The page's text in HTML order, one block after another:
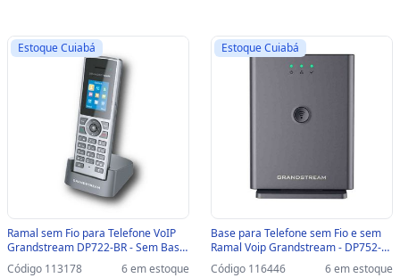
Estoque Cuiabá
Ramal sem Fio para Telefone VoIP
Grandstream DP722-BR - Sem Base
- DP722-BR
Código 113178 6 em estoque
Estoque Cuiabá
Base para Telefone sem Fio e sem
Ramal Voip Grandstream - DP752-
BR - DP752-BR
Código 116446 6 em estoque